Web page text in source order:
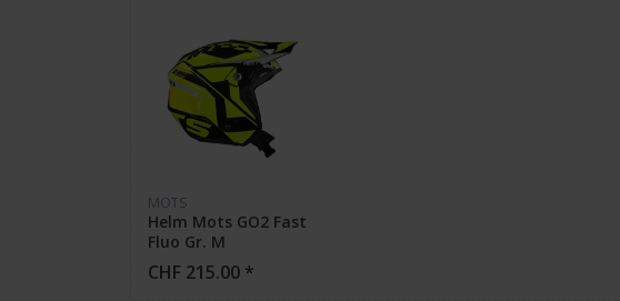
MOTS
Helm Mots GO2 Fast
Fluo Gr. M
CHF 215.00 *